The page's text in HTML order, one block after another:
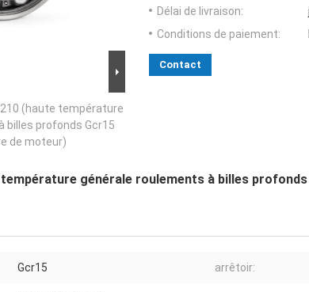
(haute température
billes profonds Gcr15
de moteur)
Délai de livraison:
Conditions de paiement:
Contact
générale roulements à billes profonds
Gcr15 arrêtoir: